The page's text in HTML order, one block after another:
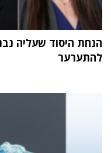
הנחת היסוד שעליה
להתערער